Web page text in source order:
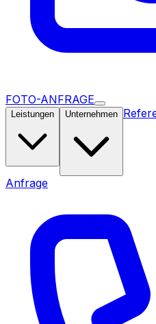
FOTO-ANFRAGE
Leistungen Unternehmen
Anfrage